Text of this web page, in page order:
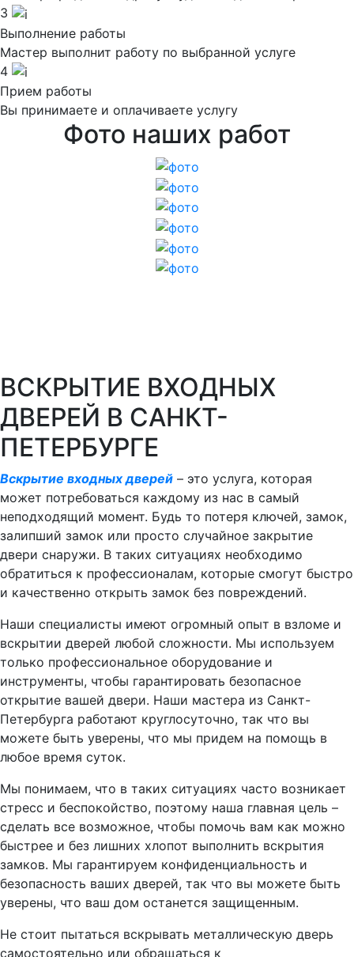
3
Выполнение работы
Мастер выполнит работу по выбранной услуге
4
Прием работы
Вы принимаете и оплачиваете услугу
Фото наших работ
ВСКРЫТИЕ ВХОДНЫХ
ДВЕРЕЙ В САНКТ-
ПЕТЕРБУРГЕ
Вскрытие входных дверей – это услуга, которая
может потребоваться каждому из нас в самый
неподходящий момент. Будь то потеря ключей, замок,
залипший замок или просто случайное закрытие
двери снаружи. В таких ситуациях необходимо
обратиться к профессионалам, которые смогут быстро
и качественно открыть замок без повреждений.
Наши специалисты имеют огромный опыт в взломе и
вскрытии дверей любой сложности. Мы используем
только профессиональное оборудование и
инструменты, чтобы гарантировать безопасное
открытие вашей двери. Наши мастера из Санкт-
Петербурга работают круглосуточно, так что вы
можете быть уверены, что мы придем на помощь в
любое время суток.
Мы понимаем, что в таких ситуациях часто возникает
стресс и беспокойство, поэтому наша главная цель –
сделать все возможное, чтобы помочь вам как можно
быстрее и без лишних хлопот выполнить вскрытия
замков. Мы гарантируем конфиденциальность и
безопасность ваших дверей, так что вы можете быть
уверены, что ваш дом останется защищенным.
Не стоит пытаться вскрывать металлическую дверь
самостоятельно или обращаться к